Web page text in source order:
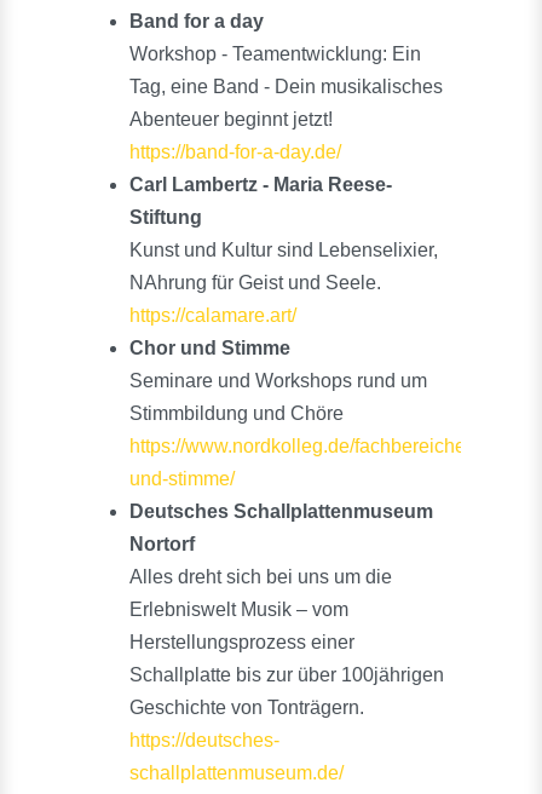
Band for a day
Workshop - Teamentwicklung: Ein
Tag, eine Band - Dein musikalisches
Abenteuer beginnt jetzt!
https://band-for-a-day.de/
Carl Lambertz - Maria Reese-
Stiftung
Kunst und Kultur sind Lebenselixier,
NAhrung für Geist und Seele.
https://calamare.art/
Chor und Stimme
Seminare und Workshops rund um
Stimmbildung und Chöre
https://www.nordkolleg.de/fachbereiche/musik/
und-stimme/
Deutsches Schallplattenmuseum
Nortorf
Alles dreht sich bei uns um die
Erlebniswelt Musik – vom
Herstellungsprozess einer
Schallplatte bis zur über 100jährigen
Geschichte von Tonträgern.
https://deutsches-
schallplattenmuseum.de/